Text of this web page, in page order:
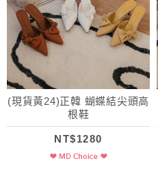
(現貨黃24)正韓 蝴蝶結尖頭高
根鞋
NT$1280